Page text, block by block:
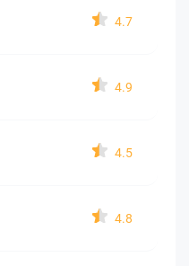
4.7
4.9
4.5
4.8